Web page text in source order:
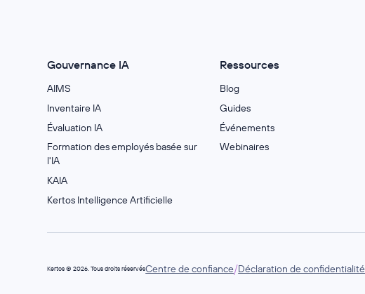
Gouvernance IA
AIMS
Inventaire IA
Évaluation IA
Formation des employés basée sur
l'IA
KAIA
Kertos Intelligence Artificielle
Ressources
Blog
Guides
Événements
Webinaires
Kertos © 2026. Tous droits réservésCentre de confiance/Déclaration de confidentialité